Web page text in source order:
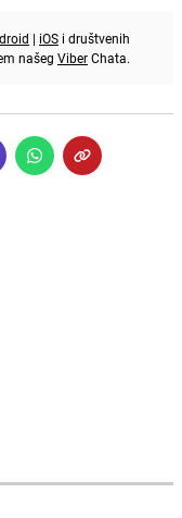
| iOS i društvenih
našeg ViberChata.